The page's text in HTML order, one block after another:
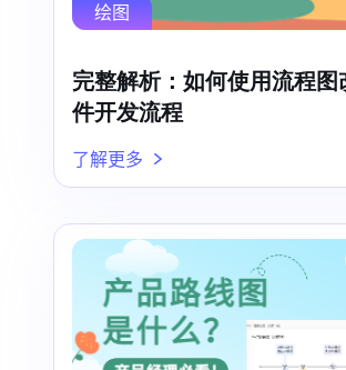
绘图
完整解析：如何使用流程图
件开发流程
了解更多